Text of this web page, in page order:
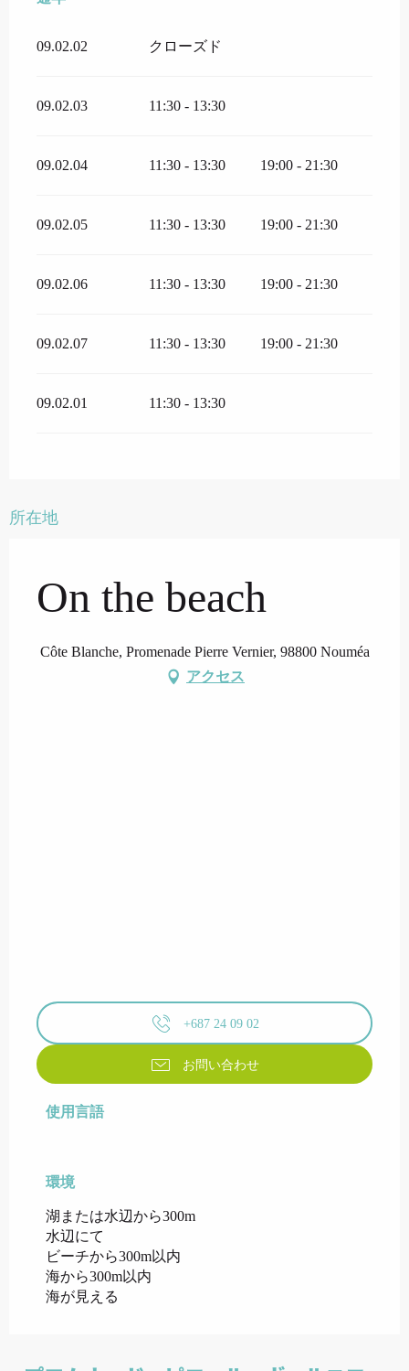
09.02.02 クローズド
09.02.03 11:30 - 13:30
09.02.04 11:30 - 13:30 19:00 - 21:30
09.02.05 11:30 - 13:30 19:00 - 21:30
09.02.06 11:30 - 13:30 19:00 - 21:30
09.02.07 11:30 - 13:30 19:00 - 21:30
09.02.01 11:30 - 13:30
所在地
On the beach
Côte Blanche, Promenade Pierre Vernier, 98800 Nouméa
アクセス
+687 24 09 02
お問い合わせ
使用言語
使用言語
環境
環境
湖または水辺から300m
水辺にて
ビーチから300m以内
海から300m以内
海が見える